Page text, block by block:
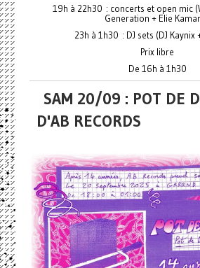
19h à 22h30 : concerts et open mic
Generation + Elie
23h à 1h30 : DJ sets (DJ Kaynix
Prix libre
De 16h à 1h30
SAM 20/09 : POT DE
D'AB RECORDS